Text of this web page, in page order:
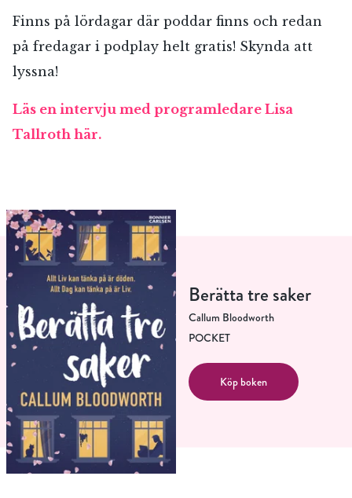
Finns på lördagar där poddar finns och redan
på fredagar i podplay helt gratis! Skynda att
lyssna!
Läs en intervju med programledare Lisa
Tallroth här.
Berätta tre saker
Callum Bloodworth
POCKET
Köp boken